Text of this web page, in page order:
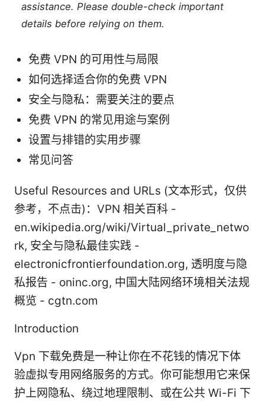
assistance. Please double-check important
details before relying on them.
免费 VPN 的可用性与局限
如何选择适合你的免费 VPN
安全与隐私：需要关注的要点
免费 VPN 的常见用途与案例
设置与排错的实用步骤
常见问答
Useful Resources and URLs (文本形式，仅供
参考，不点击)：VPN 相关百科 -
en.wikipedia.org/wiki/Virtual_private_netwo
rk, 安全与隐私最佳实践 -
electronicfrontierfoundation.org, 透明度与隐
私报告 - oninc.org, 中国大陆网络环境相关法规
概览 - cgtn.com
Introduction
Vpn 下载免费是一种让你在不花钱的情况下体
验虚拟专用网络服务的方式。你可能想用它来保
护上网隐私、绕过地理限制、或在公共 Wi-Fi 下